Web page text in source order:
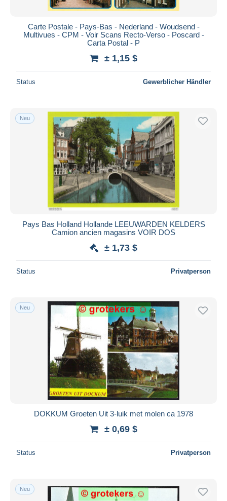
Carte Postale - Pays-Bas - Nederland - Woudsend -
Multivues - CPM - Voir Scans Recto-Verso - Poscard -
Carta Postal - P
± 1,15 $
Status Gewerblicher Händler
Neu
Pays Bas Holland Hollande LEEUWARDEN KELDERS
Camion ancien magasins VOIR DOS
± 1,73 $
Status Privatperson
Neu
DOKKUM Groeten Uit 3-luik met molen ca 1978
± 0,69 $
Status Privatperson
Neu